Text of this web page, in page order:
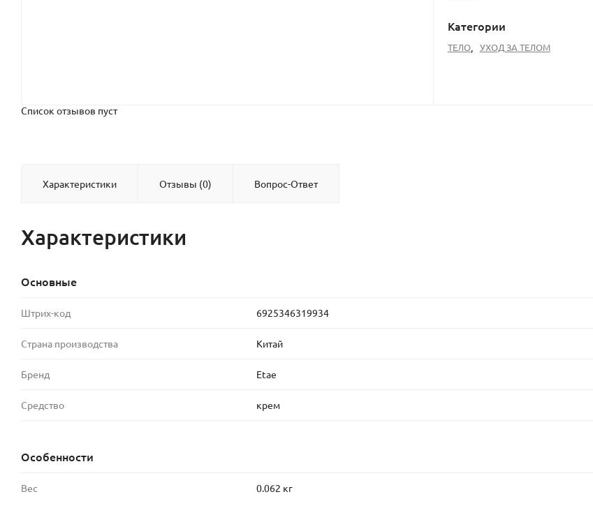
Категории
ТЕЛО, УХОД ЗА ТЕЛОМ
Список отзывов пуст
Характеристики Отзывы (0) Вопрос-Ответ
Характеристики
Основные
Штрих-код 6925346319934
Страна производства Китай
Бренд Etae
Средство крем
Особенности
Вес 0.062 кг